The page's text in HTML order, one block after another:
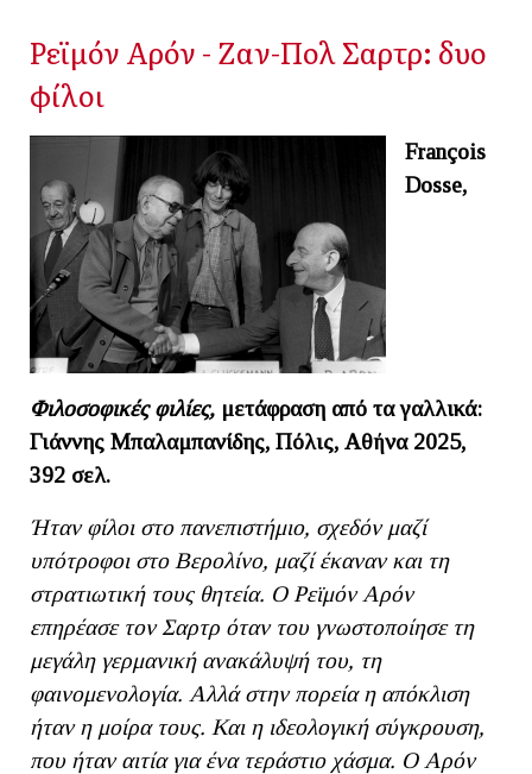
Ρεϊμόν Αρόν - Ζαν-Πολ Σαρτρ: δυο
φίλοι
François
Dosse,
Φιλοσοφικές φιλίες, μετάφραση από τα γαλλικά:
Γιάννης Μπαλαμπανίδης, Πόλις, Αθήνα 2025,
392 σελ.
Ήταν φίλοι στο πανεπιστήμιο, σχεδόν μαζί
υπότροφοι στο Βερολίνο, μαζί έκαναν και τη
στρατιωτική τους θητεία. Ο Ρεϊμόν Αρόν
επηρέασε τον Σαρτρ όταν του γνωστοποίησε τη
μεγάλη γερμανική ανακάλυψή του, τη
φαινομενολογία. Αλλά στην πορεία η απόκλιση
ήταν η μοίρα τους. Και η ιδεολογική σύγκρουση,
που ήταν αιτία για ένα τεράστιο χάσμα. Ο Αρόν